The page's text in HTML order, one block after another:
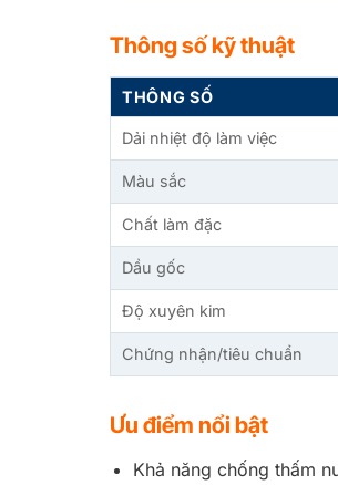
Thông số kỹ thuật
THÔNG SỐ
Dải nhiệt độ làm việc
Màu sắc
Chất làm đặc
Dầu gốc
Độ xuyên kim
Chứng nhận/tiêu chuẩn
Ưu điểm nổi bật
Khả năng chống thấm